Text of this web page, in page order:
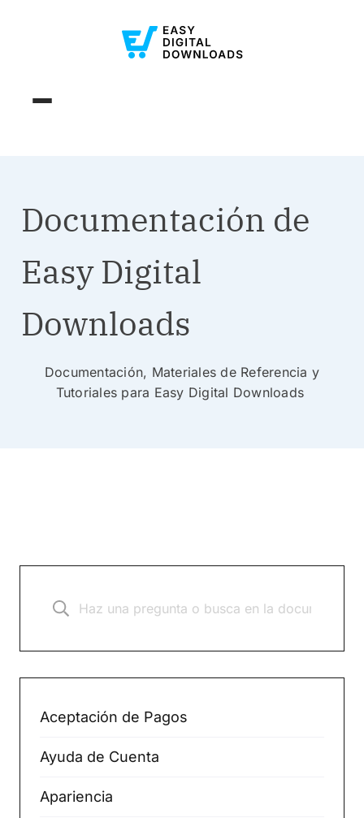
Documentación de
Easy Digital
Downloads
Documentación, Materiales de Referencia y
Tutoriales para Easy Digital Downloads
Aceptación de Pagos
Ayuda de Cuenta
Apariencia